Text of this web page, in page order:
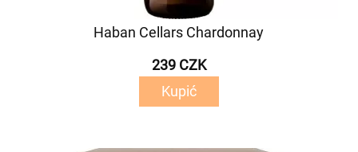
Haban Cellars Chardonnay
239 CZK
Kupić